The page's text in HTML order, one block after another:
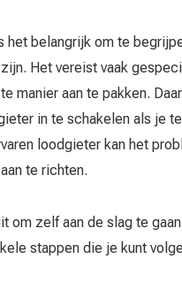
het belangrijk om te
Het vereist vaak
manier aan te pakken.
in te schakelen als je
loodgieter kan het
te richten.
om zelf aan de slag te
stappen die je kunt